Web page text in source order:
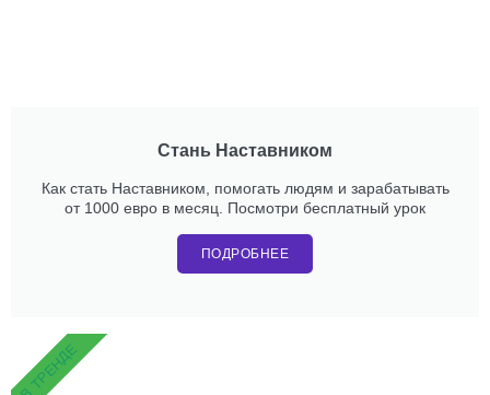
Стань Наставником
Как стать Наставником, помогать людям и зарабатывать
от 1000 евро в месяц. Посмотри бесплатный урок
ПОДРОБНЕЕ
В ТРЕНДЕ